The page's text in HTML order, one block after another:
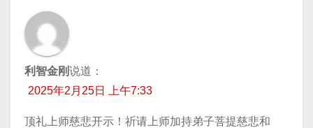
利智金刚说道：
2025年2月25日 上午7:33
顶礼上师慈悲开示！祈请上师加持弟子菩提慈悲和